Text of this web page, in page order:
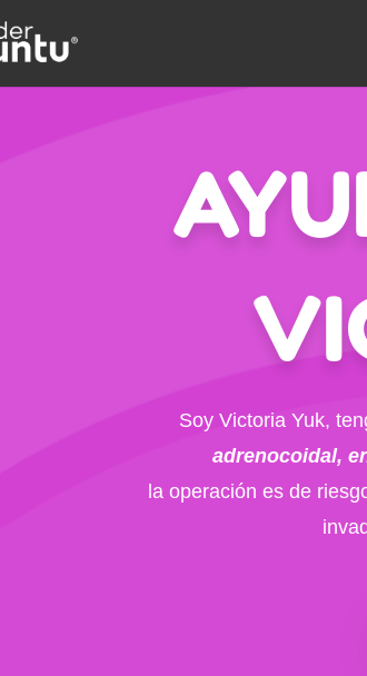
Soy Victoria Yuk,
adrenocoidal,
la operación es de